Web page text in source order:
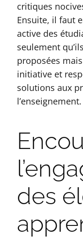
critiques
Ensuite, il faut
active des
seulement
proposées
initiative et
solutions aux
l’enseignement.
des